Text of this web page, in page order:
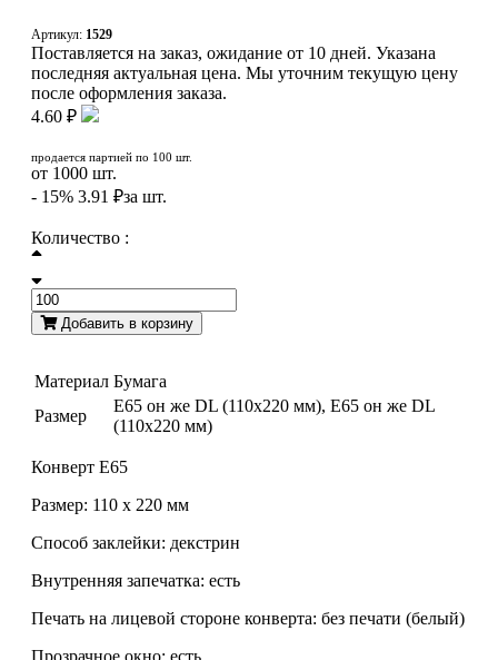
Артикул: 1529
Поставляется на заказ, ожидание от 10 дней. Указана
последняя актуальная цена. Мы уточним текущую цену
после оформления заказа.
4.60 ₽
продается партией по 100 шт.
от 1000 шт.
- 15% 3.91 ₽за шт.
Количество :
Добавить в корзину
Материал Бумага
Размер
E65 он же DL (110x220 мм), E65 он же DL
(110x220 мм)
Конверт E65
Размер: 110 х 220 мм
Способ заклейки: декстрин
Внутренняя запечатка: есть
Печать на лицевой стороне конверта: без печати (белый)
Прозрачное окно: есть